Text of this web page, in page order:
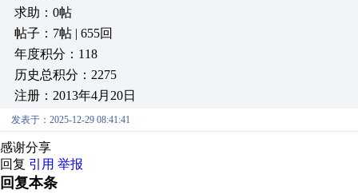
求助：0帖
帖子：7帖 | 655回
年度积分：118
历史总积分：2275
注册：2013年4月20日
发表于：2025-12-29 08:41:41
感谢分享
回复 引用 举报
回复本条